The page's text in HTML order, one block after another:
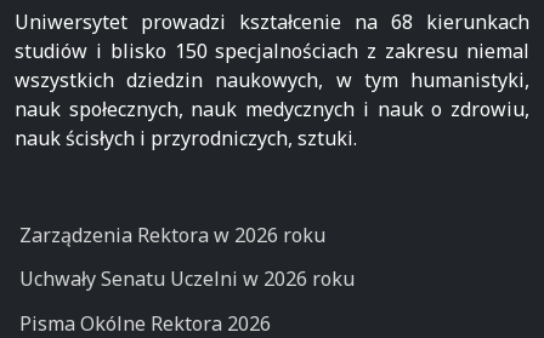
Uniwersytet prowadzi kształcenie na 68 kierunkach
studiów i blisko 150 specjalnościach z zakresu niemal
wszystkich dziedzin naukowych, w tym humanistyki,
nauk społecznych, nauk medycznych i nauk o zdrowiu,
nauk ścisłych i przyrodniczych, sztuki.
Zarządzenia Rektora w 2026 roku
Uchwały Senatu Uczelni w 2026 roku
Pisma Okólne Rektora 2026